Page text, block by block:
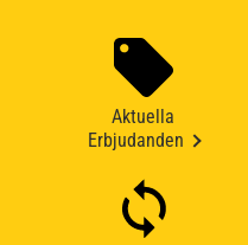
Aktuella
Erbjudanden